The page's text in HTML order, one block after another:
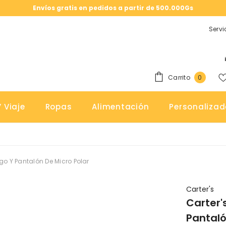
Envíos gratis en pedidos a partir de 500.000Gs
Carrito 0 0
Viaje Ropas Alimentación
Y Pantalón De Micro Polar
Carter's